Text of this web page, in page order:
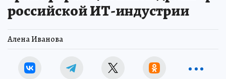
российской ИТ-индустрии
Алена Иванова